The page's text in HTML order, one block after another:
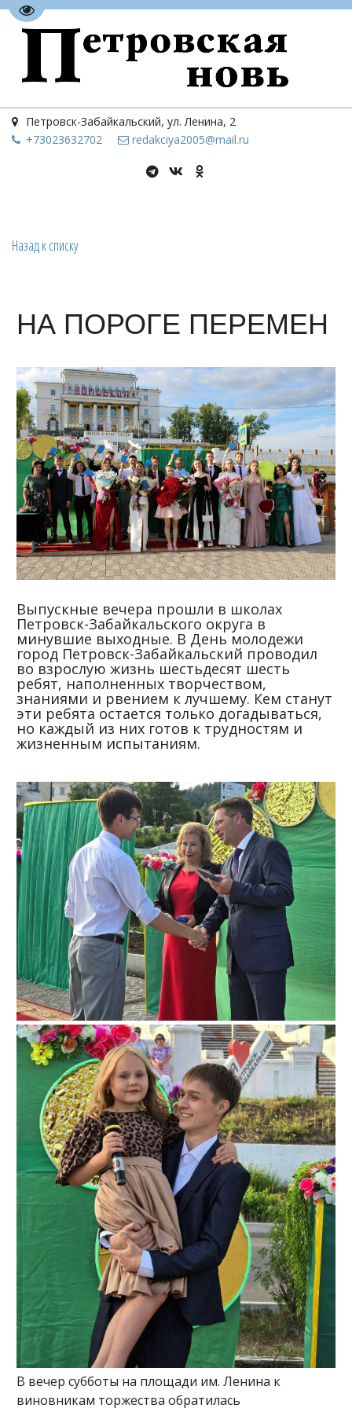
Перейти на версию для слабовидящих
Петровск-Забайкальский, ул. Ленина, 2
+73023632702 redakciya2005@mail.ru
Назад к списку
НА ПОРОГЕ ПЕРЕМЕН
Выпускные вечера прошли в школах
Петровск-Забайкальского округа в
минувшие выходные. В День молодежи
город Петровск-Забайкальский проводил
во взрослую жизнь шестьдесят шесть
ребят, наполненных творчеством,
знаниями и рвением к лучшему. Кем станут
эти ребята остается только догадываться,
но каждый из них готов к трудностям и
жизненным испытаниям.
В вечер субботы на площади им. Ленина к
виновникам торжества обратилась